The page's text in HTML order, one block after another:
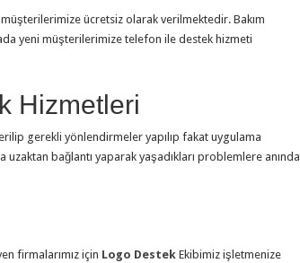
ücretsiz olarak verilmektedir. Bakım
yeni müşterilerimize telefon ile destek hizmeti
Hizmetleri
gerekli yönlendirmeler yapılıp fakat uygulama
uzaktan bağlantı yaparak yaşadıkları problemlere anında
firmalarımız için Logo Destek Ekibimiz işletmenize